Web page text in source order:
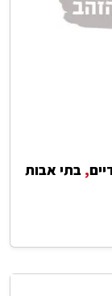
, בתי אבות